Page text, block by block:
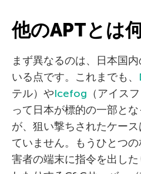
他のAPTとは
まず異なるのは、日本国
いる点です。これまでも、
テル）やIcefog （アイス
って日本が標的の一部と
が、狙い撃ちされたケー
ていません。もうひとつ
害者の端末に指令を出し